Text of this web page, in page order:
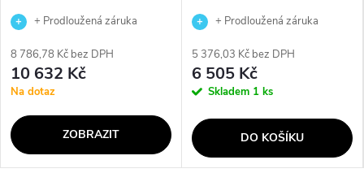
+ Prodloužená záruka
8 786,78 Kč bez DPH
10 632 Kč
Na dotaz
ZOBRAZIT
+ Prodloužená záruka
5 376,03 Kč bez DPH
6 505 Kč
Skladem 1 ks
DO KOŠÍKU